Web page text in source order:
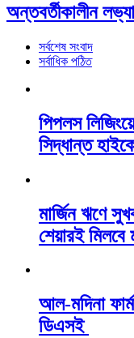
অন্তবর্তীকালীন
সর্বশেষ সংবাদ
সর্বাধিক পঠিত
পিপলস
সিদ্ধান্ত
মার্জিন ঋণে
শেয়ারই মিলবে
আল-মদিনা
ডিএসই